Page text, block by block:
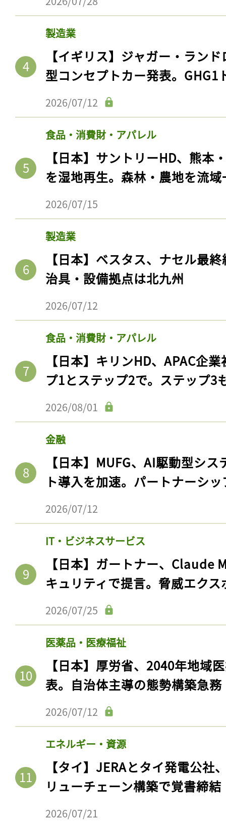
製造業
【イギリス】ジャガー・ラン
型コンセプトカー発表。GHG1
2026/07/12
食品・消費財・アパレル
【日本】サントリーHD、熊本
を湿地再生。森林・農地を流
2026/07/15
製造業
【日本】ベスタス、ナセル最
治具・設備拠点は北九州
2026/07/12
食品・消費財・アパレル
【日本】キリンHD、APAC企
プ1とステップ2で。ステップ3
2026/08/01
金融
【日本】MUFG、AI駆動型シ
ト導入を加速。パートナーシ
2026/07/12
IT・ビジネスサービス
【日本】ガートナー、Claude
キュリティで提言。脅威エク
2026/07/25
医薬品・医療福祉
【日本】厚労省、2040年地域
表。自治体主導の態勢構築急務
2026/07/12
エネルギー・資源
【タイ】JERAとタイ発電公社
リューチェーン構築で覚書締結
2026/07/21
記事をお気に入りに
ログインが必
ログイン